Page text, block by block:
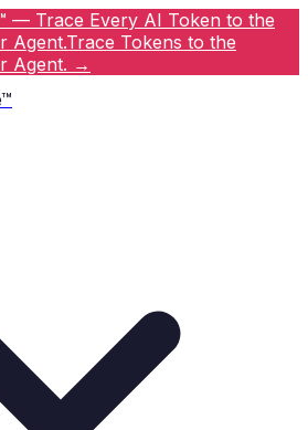
— Trace Every AI Token to the
Agent.Trace Tokens to the
Agent. →